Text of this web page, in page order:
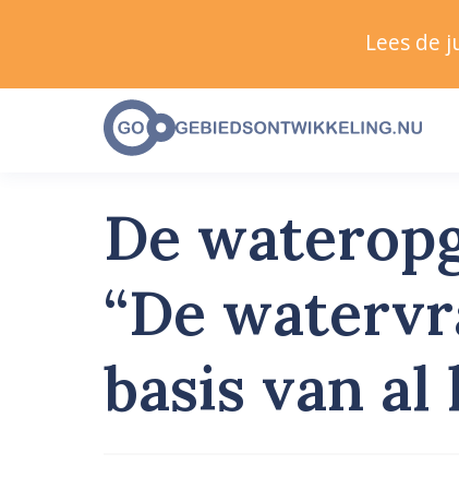
De
“De
basis van
Lees de